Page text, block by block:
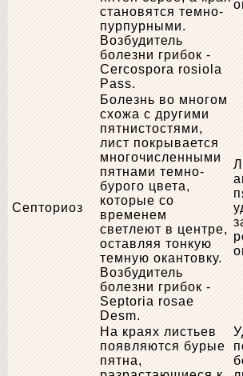
становятся темно-
пурпурными.
Возбудитель
болезни грибок -
Cercospora rosiola
Pass.
Септориоз
Болезнь во многом
схожа с другими
пятнистостями,
лист покрывается
многочисленными
пятнами темно-
бурого цвета,
которые со
временем
светлеют в центре,
оставляя тонкую
темную окантовку.
Возбудитель
болезни грибок -
Septoria rosae
Desm.
На краях листьев
появляются бурые
пятна,